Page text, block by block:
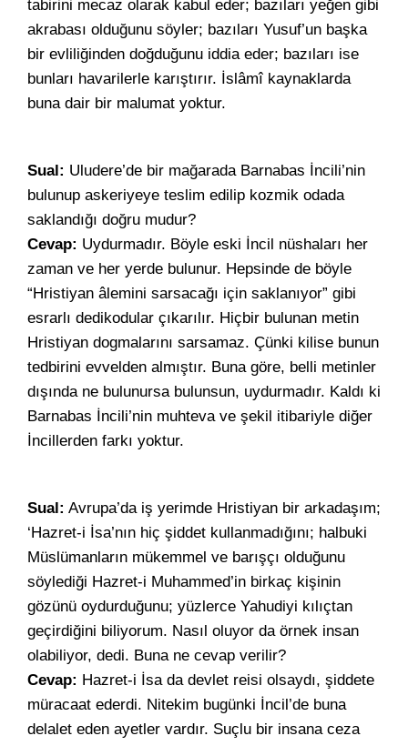
tabirini mecaz olarak kabul eder; bazıları yeğen gibi
akrabası olduğunu söyler; bazıları Yusuf’un başka
bir evliliğinden doğduğunu iddia eder; bazıları ise
bunları havarilerle karıştırır. İslâmî kaynaklarda
buna dair bir malumat yoktur.
Sual: Uludere’de bir mağarada Barnabas İncili’nin
bulunup askeriyeye teslim edilip kozmik odada
saklandığı doğru mudur?
Cevap: Uydurmadır. Böyle eski İncil nüshaları her
zaman ve her yerde bulunur. Hepsinde de böyle
“Hristiyan âlemini sarsacağı için saklanıyor” gibi
esrarlı dedikodular çıkarılır. Hiçbir bulunan metin
Hristiyan dogmalarını sarsamaz. Çünki kilise bunun
tedbirini evvelden almıştır. Buna göre, belli metinler
dışında ne bulunursa bulunsun, uydurmadır. Kaldı ki
Barnabas İncili’nin muhteva ve şekil itibariyle diğer
İncillerden farkı yoktur.
Sual: Avrupa’da iş yerimde Hristiyan bir arkadaşım;
‘Hazret-i İsa’nın hiç şiddet kullanmadığını; halbuki
Müslümanların mükemmel ve barışçı olduğunu
söylediği Hazret-i Muhammed’in birkaç kişinin
gözünü oydurduğunu; yüzlerce Yahudiyi kılıçtan
geçirdiğini biliyorum. Nasıl oluyor da örnek insan
olabiliyor, dedi. Buna ne cevap verilir?
Cevap: Hazret-i İsa da devlet reisi olsaydı, şiddete
müracaat ederdi. Nitekim bugünki İncil’de buna
delalet eden ayetler vardır. Suçlu bir insana ceza